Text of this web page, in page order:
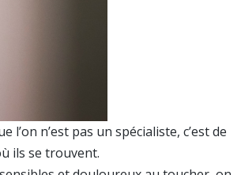
l’on n’est pas un spécialiste, c’est de
ils se trouvent.